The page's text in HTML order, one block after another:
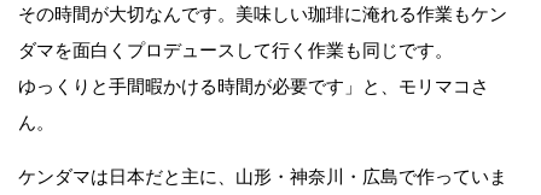
その時間が大切なんです。美味しい珈琲に淹れる作業もケン
ダマを面白くプロデュースして行く作業も同じです。
ゆっくりと手間暇かける時間が必要です」と、モリマコさ
ん。
ケンダマは日本だと主に、山形・神奈川・広島で作っていま